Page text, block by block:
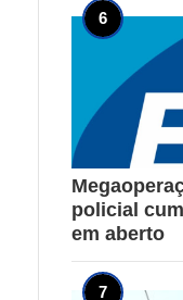
policial
em aberto